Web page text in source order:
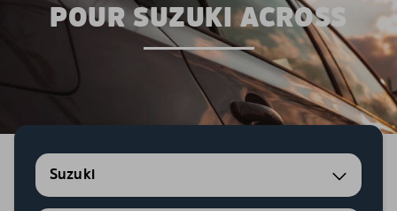
POUR SUZUKI ACROSS
Suzuki